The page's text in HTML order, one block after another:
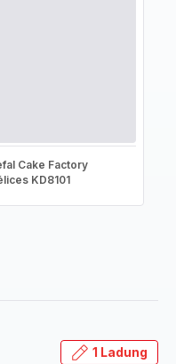
Cake Factory
KD8101
1 Ladung